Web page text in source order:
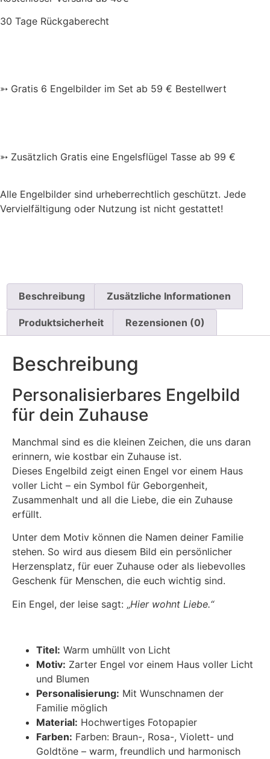
30 Tage Rückgaberecht
➳ Gratis 6 Engelbilder im Set ab 59 € Bestellwert
➳ Zusätzlich Gratis eine Engelsflügel Tasse ab 99 €
Alle Engelbilder sind urheberrechtlich geschützt. Jede
Vervielfältigung oder Nutzung ist nicht gestattet!
Beschreibung Zusätzliche Informationen
Produktsicherheit Rezensionen (0)
Beschreibung
Personalisierbares Engelbild
für dein Zuhause
Manchmal sind es die kleinen Zeichen, die uns daran
erinnern, wie kostbar ein Zuhause ist.
Dieses Engelbild zeigt einen Engel vor einem Haus
voller Licht – ein Symbol für Geborgenheit,
Zusammenhalt und all die Liebe, die ein Zuhause
erfüllt.
Unter dem Motiv können die Namen deiner Familie
stehen. So wird aus diesem Bild ein persönlicher
Herzensplatz, für euer Zuhause oder als liebevolles
Geschenk für Menschen, die euch wichtig sind.
Ein Engel, der leise sagt: „Hier wohnt Liebe.“
Titel: Warm umhüllt von Licht
Motiv: Zarter Engel vor einem Haus voller Licht
und Blumen
Personalisierung: Mit Wunschnamen der
Familie möglich
Material: Hochwertiges Fotopapier
Farben: Farben: Braun-, Rosa-, Violett- und
Goldtöne – warm, freundlich und harmonisch